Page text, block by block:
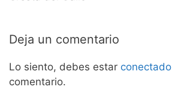
Deja un comentario
Lo siento, debes estar conectado
comentario.